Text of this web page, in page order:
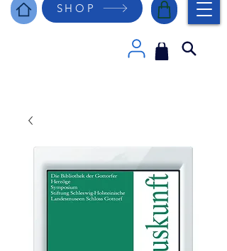
SHOP